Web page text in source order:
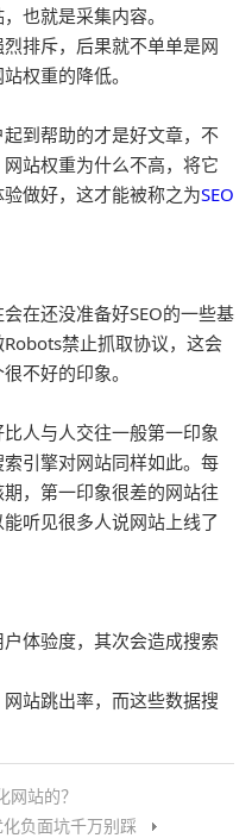
也就是采集内容。
排斥，后果就不单单是网
权重的降低。
到帮助的才是好文章，不
站权重为什么不高，将它
做好，这才能被称之为SEO
在还没准备好SEO的一些基
禁止抓取协议，这会
不好的印象。
人与人交往一般第一印象
引擎对网站同样如此。每
，第一印象很差的网站往
听见很多人说网站上线了
体验度，其次会造成搜索
站跳出率，而这些数据搜
网站的？
负面坑千万别踩